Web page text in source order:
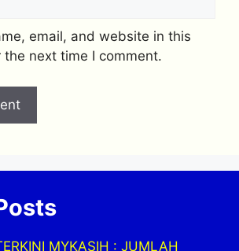
email, and website in this
next time I comment.
MYKASIH : JUMLAH